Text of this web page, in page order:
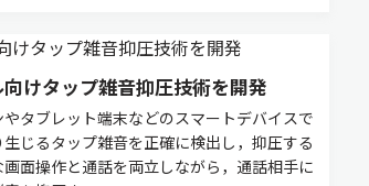
けタップ雑音抑圧技術を開発
タブレット端末などのスマートデバイスで
じるタップ雑音を正確に検出し，抑圧する
面操作と通話を両立しながら，通話相手に